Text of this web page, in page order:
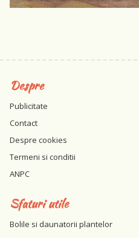
Despre
Publicitate
Contact
Despre cookies
Termeni si conditii
ANPC
Sfaturi utile
Bolile si daunatorii plantelor